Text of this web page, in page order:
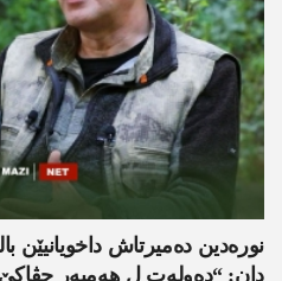
نورەدین دەمیرتاش داخویانیێن
دان: “دەولەت ل ھەمبەر